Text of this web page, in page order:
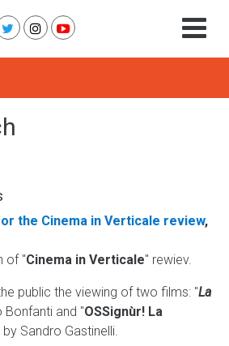
the Cinema in Verticale review,
of "Cinema in Verticale" rewiev.
public the viewing of two films: "La
Bonfanti and "OSSignùr! La
by Sandro Gastinelli.